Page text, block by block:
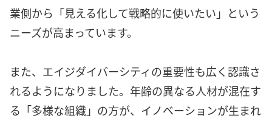
業側から「見える化して戦略的に使いたい」という
ニーズが高まっています。
また、エイジダイバーシティの重要性も広く認識さ
れるようになりました。年齢の異なる人材が混在す
る「多様な組織」の方が、イノベーションが生まれ